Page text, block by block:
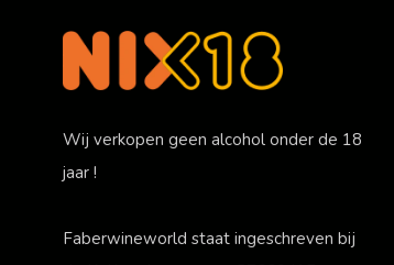
Wij verkopen geen alcohol onder de 18
jaar !
Faberwineworld staat ingeschreven bij